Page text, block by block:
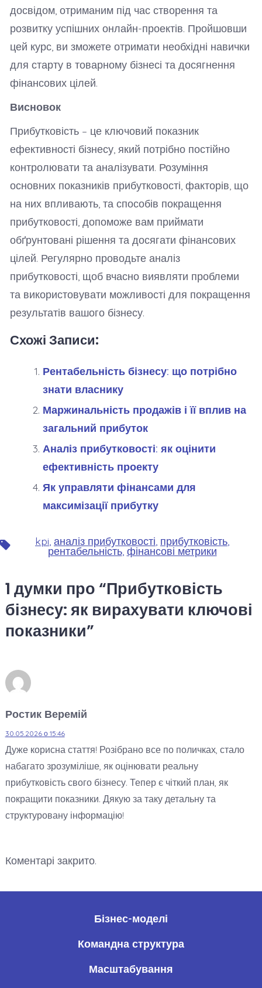
досвідом, отриманим під час створення та
розвитку успішних онлайн-проектів. Пройшовши
цей курс, ви зможете отримати необхідні навички
для старту в товарному бізнесі та досягнення
фінансових цілей.
Висновок
Прибутковість – це ключовий показник
ефективності бізнесу, який потрібно постійно
контролювати та аналізувати. Розуміння
основних показників прибутковості, факторів, що
на них впливають, та способів покращення
прибутковості, допоможе вам приймати
обґрунтовані рішення та досягати фінансових
цілей. Регулярно проводьте аналіз
прибутковості, щоб вчасно виявляти проблеми
та використовувати можливості для покращення
результатів вашого бізнесу.
Схожі Записи:
Рентабельність бізнесу: що потрібно
знати власнику
Маржинальність продажів і її вплив на
загальний прибуток
Аналіз прибутковості: як оцінити
ефективність проекту
Як управляти фінансами для
максимізації прибутку
Позначки
kpi аналіз прибутковості прибутковість
рентабельність, фінансові метрики
1 думки про “Прибутковість
бізнесу: як вирахувати ключові
показники”
Ростик Веремій
30.05.2026 о 15:46
Дуже корисна стаття! Розібрано все по поличках, стало
набагато зрозуміліше, як оцінювати реальну
прибутковість свого бізнесу. Тепер є чіткий план, як
покращити показники. Дякую за таку детальну та
структуровану інформацію!
Коментарі закрито.
Бізнес-моделі
Командна структура
Масштабування